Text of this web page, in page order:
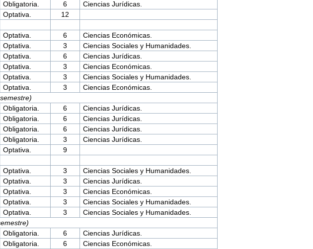
Obligatoria. 6
Ciencias Jurídicas.
Optativa.
12
Optativa. 6
Ciencias Económicas.
Optativa. 3
Ciencias Sociales y Humanidades.
Optativa. 6
Ciencias Jurídicas.
Optativa. 3
Ciencias Económicas.
Optativa. 3
Ciencias Sociales y Humanidades.
Optativa. 3
Ciencias Económicas.
Obligatoria. 6
Ciencias Jurídicas.
Obligatoria. 6
Ciencias Jurídicas.
Obligatoria. 6
Ciencias Jurídicas.
Obligatoria. 3
Ciencias Jurídicas.
Optativa.
9
Optativa. 3
Ciencias Sociales y Humanidades.
Optativa. 3
Ciencias Jurídicas.
Optativa. 3
Ciencias Económicas.
Optativa. 3
Ciencias Sociales y Humanidades.
Optativa. 3
Ciencias Sociales y Humanidades.
Obligatoria. 6
Ciencias Jurídicas.
Obligatoria. 6
Ciencias Económicas.